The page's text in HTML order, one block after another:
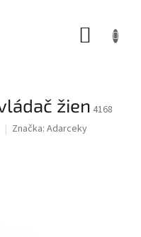
žien 4168
Značka: Adarceky